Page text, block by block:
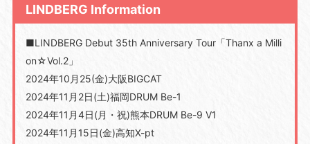
LINDBERG Information
■LINDBERG Debut 35th Anniversary Tour「Thanx a Milli
on☆Vol.2」
2024年10月25(金)大阪BIGCAT
2024年11月2日(土)福岡DRUM Be-1
2024年11月4日(月・祝)熊本DRUM Be-9 V1
2024年11月15日(金)高知X-pt